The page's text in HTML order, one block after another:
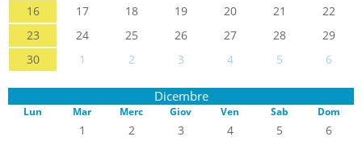
16
17 18 19 20 21
22
23
24 25 26 27 28
29
30
1 2 3 4 5 6
Dicembre
Lun Mar Merc Giov Ven Sab Dom
1 2 3 4 5
6